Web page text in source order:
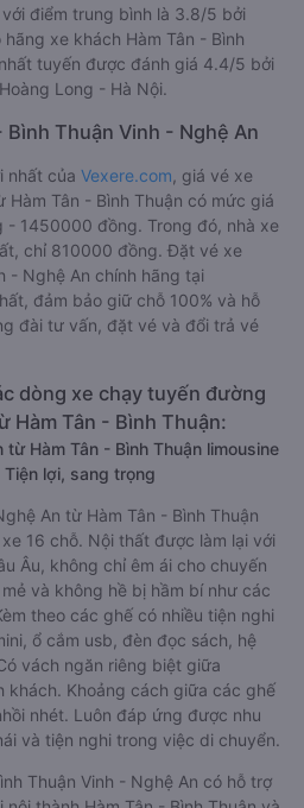
điểm trung bình là 3.8/5 bởi
xe khách Hàm Tân - Bình
tuyến được đánh giá 4.4/5 bởi
Long - Hà Nội.
Bình Thuận Vinh - Nghệ An
nhất của Vexere.com , giá vé xe
Hàm Tân - Bình Thuận có mức giá
1450000 đồng. Trong đó, nhà xe
chỉ 810000 đồng. Đặt vé xe
- Nghệ An chính hãng tại
đảm bảo giữ chỗ 100% và hỗ
đài tư vấn, đặt vé và đổi trả vé
dòng xe chạy tuyến đường
Hàm Tân - Bình Thuận:
Hàm Tân - Bình Thuận limousine
lợi, sang trọng
An từ Hàm Tân - Bình Thuận
16 chỗ. Nội thất được làm lại với
Âu, không chỉ êm ái cho chuyến
và không hề bị hầm bí như các
theo các ghế có nhiều tiện nghi
ổ cắm usb, đèn đọc sách, hệ
vách ngăn riêng biệt giữa
khách. Khoảng cách giữa các ghế
nhét. Luôn đáp ứng được nhu
và tiện nghi trong việc di chuyển.
Thuận Vinh - Nghệ An có hỗ trợ